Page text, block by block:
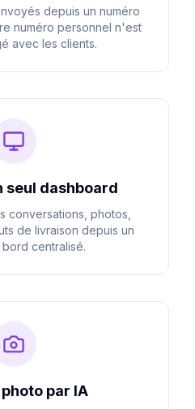
depuis un numéro
numéro personnel n'est
avec les clients.
seul dashboard
conversations, photos,
de livraison depuis un
centralisé.
par IA